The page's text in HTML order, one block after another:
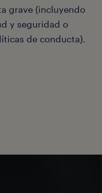
inmediatas.
grave (incluyendo
y seguridad o
de conducta).